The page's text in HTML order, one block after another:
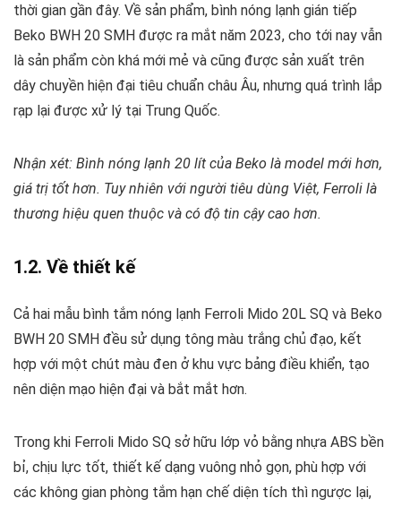
thời gian gần đây. Về sản phẩm, bình nóng lạnh gián tiếp
Beko BWH 20 SMH được ra mắt năm 2023, cho tới nay vẫn
là sản phẩm còn khá mới mẻ và cũng được sản xuất trên
dây chuyền hiện đại tiêu chuẩn châu Âu, nhưng quá trình lắp
rạp lại được xử lý tại Trung Quốc.
Nhận xét: Bình nóng lạnh 20 lít của Beko là model mới hơn,
giá trị tốt hơn. Tuy nhiên với người tiêu dùng Việt, Ferroli là
thương hiệu quen thuộc và có độ tin cậy cao hơn.
1.2. Về thiết kế
Cả hai mẫu bình tắm nóng lạnh Ferroli Mido 20L SQ và Beko
BWH 20 SMH đều sử dụng tông màu trắng chủ đạo, kết
hợp với một chút màu đen ở khu vực bảng điều khiển, tạo
nên diện mạo hiện đại và bắt mắt hơn.
Trong khi Ferroli Mido SQ sở hữu lớp vỏ bằng nhựa ABS bền
bỉ, chịu lực tốt, thiết kế dạng vuông nhỏ gọn, phù hợp với
các không gian phòng tắm hạn chế diện tích thì ngược lại,